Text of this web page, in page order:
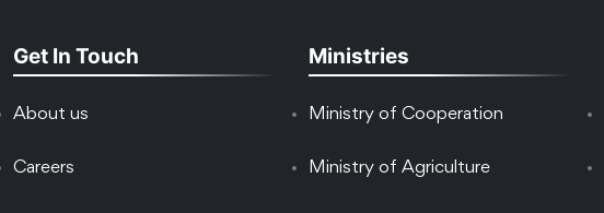
Get In Touch
About us
Careers
Ministries
Ministry of Cooperation
Ministry of Agriculture